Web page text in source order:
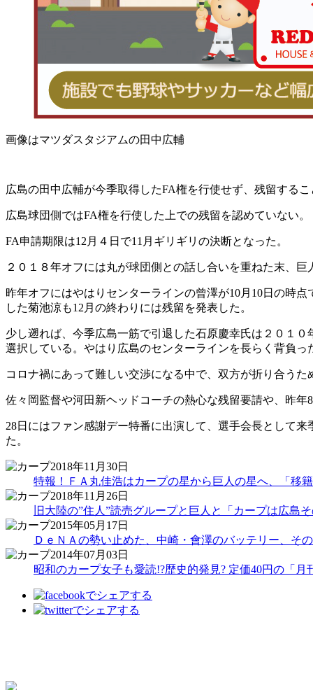
画像はマツダスタジアムの田中広輔
広島の田中広輔が今季取得したFA権を行使せず、残留する
広島球団側ではFA権を行使した上での残留を認めていない。
FA申請期限は12月４日で11月ギリギリの決断となった。
２０１８年オフには丸が球団側との話し合いを重ねた末、
昨年オフにはやはりセンターラインの曾澤が10月10日の時
した菊池涼も12月の終わりには残留を発表した。
少し遡れば、今季広島一筋で引退した石原慶幸氏は２０１
選択している。やはり広島のセンターラインを長らく背負っ
コロナ禍にあって難しい交渉になる中で、双方が折り合う
佐々岡監督や河田新ヘッドコーチの熱心な残留要請や、昨
28日にはファン感謝デー特番に出演して、選手会長として
た。
2018年11月30日
特報！ＦＡ丸佳浩はカープの星から巨人の星へ、「移
2018年11月26日
旧大陸の”住人”読売グループと巨人と「カープは広
2015年05月17日
ＤｅＮＡの勢い止めた、中崎・會澤のバッテリー、そ
2014年07月03日
昭和のカープ女子も愛読!?歴史的発見? 定価40円の「